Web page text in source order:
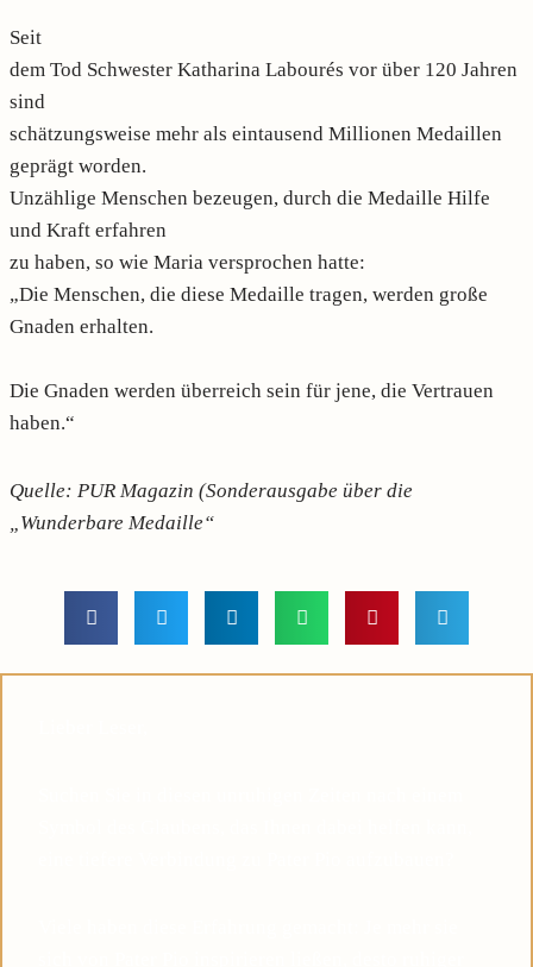
Seit
dem Tod Schwester Katharina Labourés vor über 120 Jahren
sind
schätzungsweise mehr als eintausend Millionen Medaillen
geprägt worden.
Unzählige Menschen bezeugen, durch die Medaille Hilfe
und Kraft erfahren
zu haben, so wie Maria versprochen hatte:
„Die Menschen, die diese Medaille tragen, werden große
Gnaden erhalten.
Die Gnaden werden überreich sein für jene, die Vertrauen
haben.“
Quelle: PUR Magazin (Sonderausgabe über die
„Wunderbare Medaille“